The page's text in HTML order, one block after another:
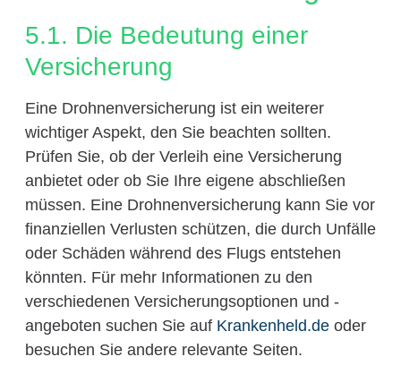
5.1. Die Bedeutung einer
Versicherung
Eine Drohnenversicherung ist ein weiterer
wichtiger Aspekt, den Sie beachten sollten.
Prüfen Sie, ob der Verleih eine Versicherung
anbietet oder ob Sie Ihre eigene abschließen
müssen. Eine Drohnenversicherung kann Sie vor
finanziellen Verlusten schützen, die durch Unfälle
oder Schäden während des Flugs entstehen
könnten. Für mehr Informationen zu den
verschiedenen Versicherungsoptionen und -
angeboten suchen Sie auf Krankenheld.deoder
besuchen Sie andere relevante Seiten.